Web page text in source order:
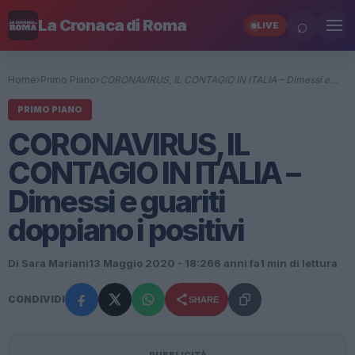
La Cronaca di Roma LIVE ⌕
Home› Primo Piano› CORONAVIRUS, IL CONTAGIO IN ITALIA – Dimessi e…
PRIMO PIANO
CORONAVIRUS, IL
CONTAGIO IN ITALIA –
Dimessi e guariti
doppiano i positivi
Di Sara Mariani13 Maggio 2020 - 18:266 anni fa1 min di lettura
CONDIVIDI SHARE